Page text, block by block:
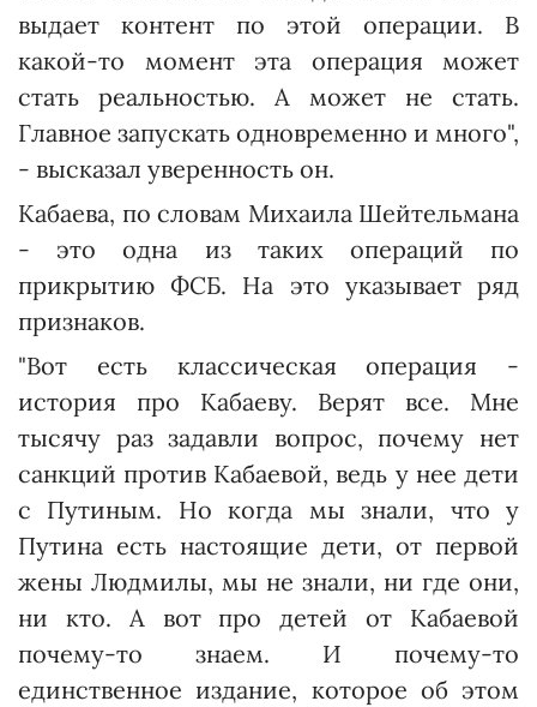
выдает контент по этой операции. В
какой-то момент эта операция может
стать реальностью. А может не стать.
Главное запускать одновременно и много",
- высказал уверенность он.
Кабаева, по словам Михаила Шейтельмана
- это одна из таких операций по
прикрытию ФСБ. На это указывает ряд
признаков.
"Вот есть классическая операция -
история про Кабаеву. Верят все. Мне
тысячу раз задавли вопрос, почему нет
санкций против Кабаевой, ведь у нее дети
с Путиным. Но когда мы знали, что у
Путина есть настоящие дети, от первой
жены Людмилы, мы не знали, ни где они,
ни кто. А вот про детей от Кабаевой
почему-то знаем. И почему-то
единственное издание, которое об этом